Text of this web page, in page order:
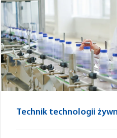
Technik technologii